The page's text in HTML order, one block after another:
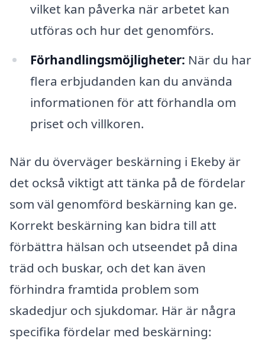
vilket kan påverka när arbetet kan
utföras och hur det genomförs.
Förhandlingsmöjligheter: När du har
flera erbjudanden kan du använda
informationen för att förhandla om
priset och villkoren.
När du överväger beskärning i Ekeby är
det också viktigt att tänka på de fördelar
som väl genomförd beskärning kan ge.
Korrekt beskärning kan bidra till att
förbättra hälsan och utseendet på dina
träd och buskar, och det kan även
förhindra framtida problem som
skadedjur och sjukdomar. Här är några
specifika fördelar med beskärning: